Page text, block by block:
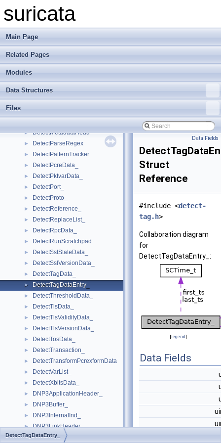
suricata
Main Page
Related Pages
Modules
Data Structures
Files
► DetectLoaderTask_
► DetectLuaData
► DetectLuaDataBytevarEntry_
► DetectLuaThreadData
► DetectMarkData_
► DetectMatchAddressIPv4_
► DetectMetadataHead
► DetectParseRegex
► DetectPatternTracker
► DetectPcreData_
► DetectPktvarData_
► DetectPort_
► DetectProto_
► DetectReference_
► DetectReplaceList_
► DetectRpcData_
► DetectRunScratchpad
► DetectSslStateData_
► DetectSslVersionData_
► DetectTagData_
► DetectTagDataEntry_
► DetectThresholdData_
► DetectTlsData_
► DetectTlsValidityData_
► DetectTlsVersionData_
► DetectTosData_
► DetectTransaction_
► DetectTransformPcrexformData
► DetectVarList_
► DetectXbitsData_
► DNP3ApplicationHeader_
► DNP3Buffer_
► DNP3InternalInd_
► DNP3LinkHeader_
► DNP3Mapping_
Data Fields
Struct
Reference
#include <detect-
tag.h>
Collaboration diagram
for
DetectTagDataEntry_:
[legend]
Data Fields
DetectTagDataEntry_